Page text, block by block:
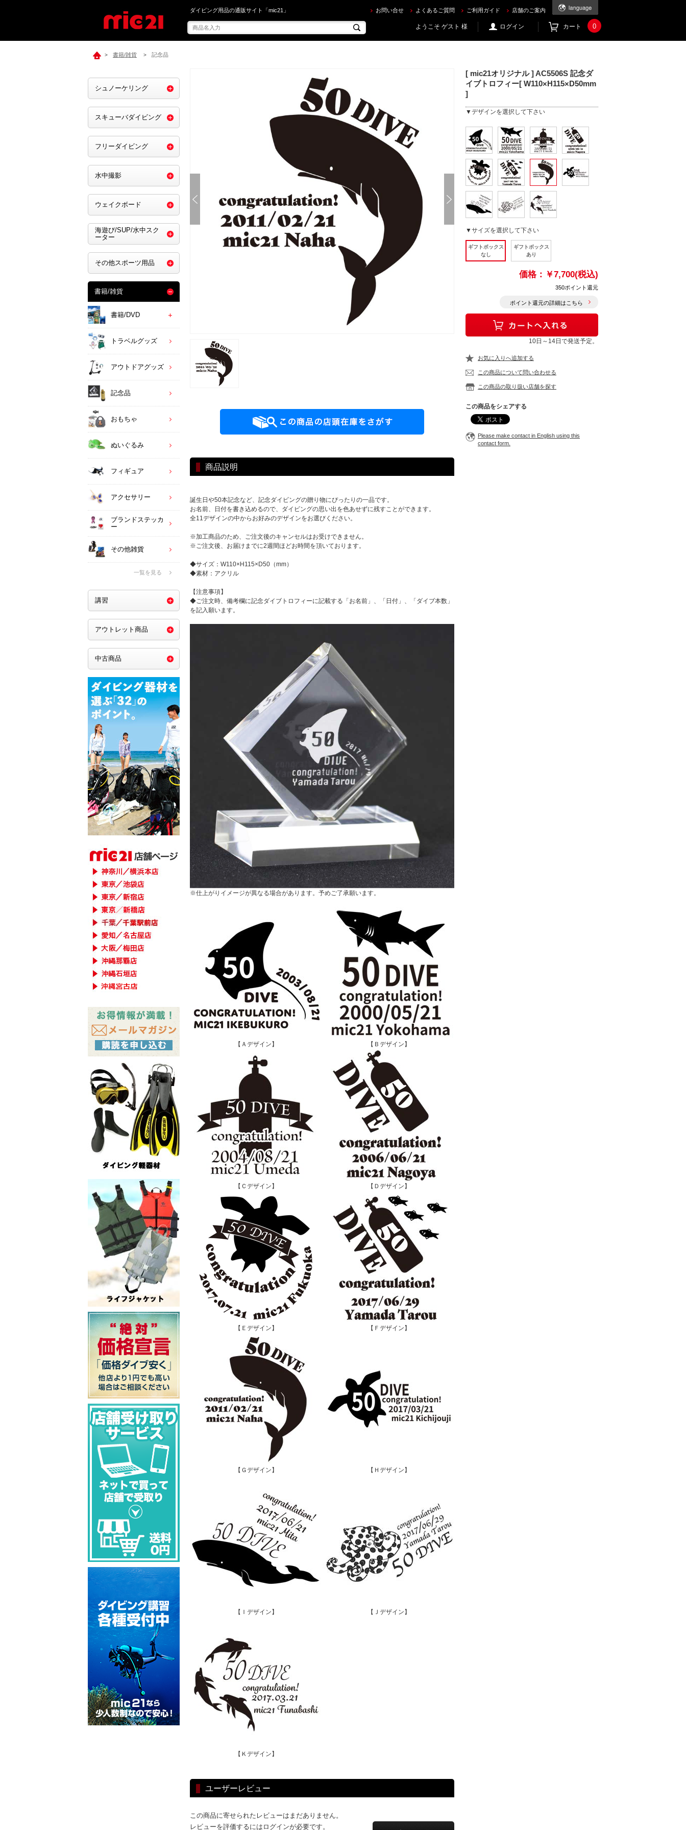
mic21で[ mic21オリジナル ] AC5506S 記念ダイブトロフィー[ W110×H115×D50mm ] を買うならec.mic21.com
ダイビング用品の通販サイト「mic21」 お問い合せ よくあるご質問 ご利用ガイド 店舗のご案内
ようこそ ゲスト 様 ログイン カート 0
> 書籍/雑貨 > 記念品
商品説明
誕生日や50本記念など、記念ダイビングの贈り物にぴったりの一品です。
お名前、日付を書き込めるので、ダイビングの思い出を色あせずに残すことができます。
全11デザインの中からお好みのデザインをお選びください。
※加工商品のため、ご注文後のキャンセルはお受けできません。
※ご注文後、お届けまでに2週間ほどお時間を頂いております。
◆サイズ：W110×H115×D50（mm）
◆素材：アクリル
【注意事項】
◆ご注文時、備考欄に記念ダイブトロフィーに記載する「お名前」、「日付」、「ダイブ本数」
を記入願います。
※仕上がりイメージが異なる場合があります。予めご了承願います。
【Ａデザイン】 【Ｂデザイン】
【Ｃデザイン】 【Ｄデザイン】
【Ｅデザイン】 【Ｆデザイン】
【Ｇデザイン】 【Ｈデザイン】
【Ｉデザイン】 【Ｊデザイン】
【Ｋデザイン】
ユーザーレビュー
この商品に寄せられたレビューはまだありません。
レビューを評価するにはログインが必要です。
[ mic21オリジナル ] AC5506S 記念ダ
イブトロフィー[ W110×H115×D50mm
]
▼デザインを選択して下さい
▼サイズを選択して下さい
ギフトボックス
なし
ギフトボックス
あり
価格： ￥7,700(税込)
350ポイント還元
ポイント還元の詳細はこちら
10日～14日で発送予定。
お気に入りへ追加する
この商品について問い合わせる
この商品の取り扱い店舗を探す
この商品をシェアする
Please make contact in English using this
contact form.
シュノーケリング
スキューバダイビング
フリーダイビング
水中撮影
ウェイクボード
海遊び/SUP/水中スク
ーター
その他スポーツ用品
書籍/雑貨
書籍/DVD
トラベルグッズ
アウトドアグッズ
記念品
おもちゃ
ぬいぐるみ
フィギュア
アクセサリー
ブランドステッカ
ー
その他雑貨
一覧を見る
講習
アウトレット商品
中古商品